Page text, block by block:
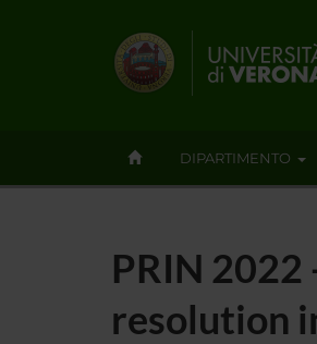
DIPARTIMENTO
PRIN
resolution